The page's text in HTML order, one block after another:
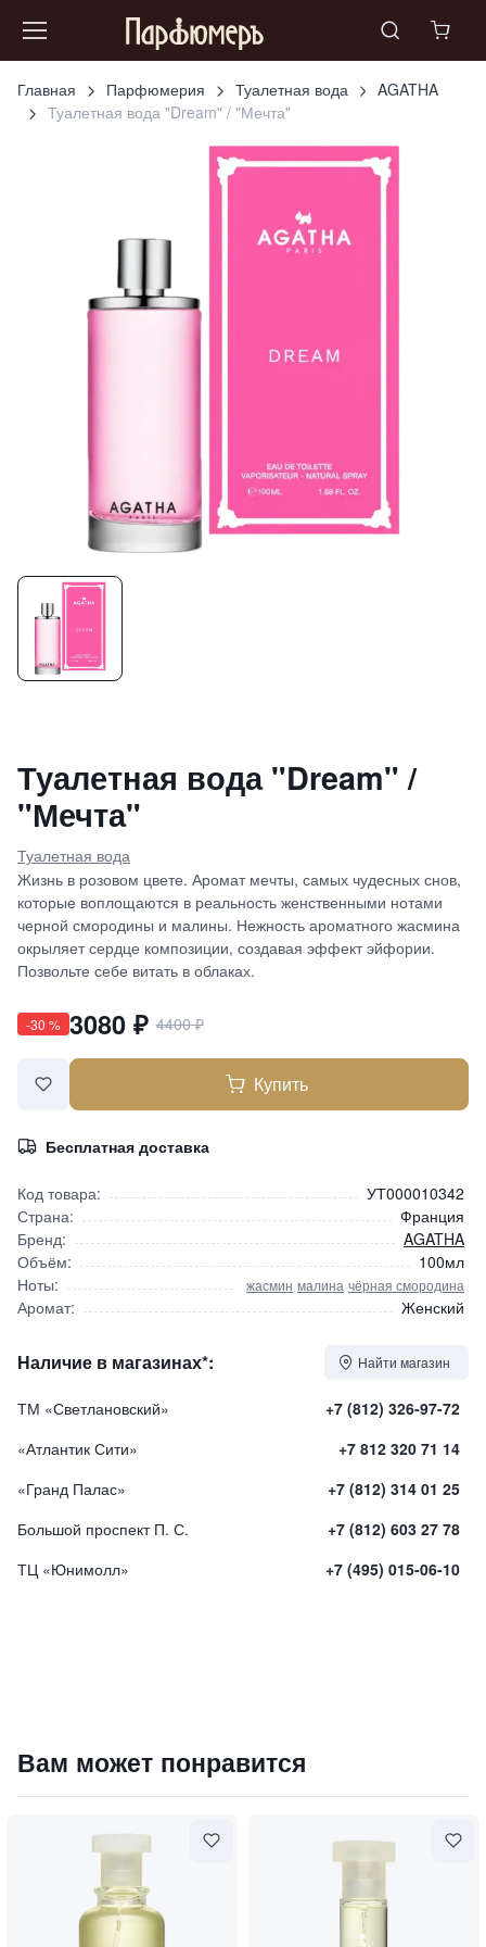
Главная Парфюмерия Туалетная вода
AGATHA
Туалетная вода "Dream" / "Мечта"
Туалетная вода "Dream" /
"Мечта"
Туалетная вода
Жизнь в розовом цвете. Аромат мечты, самых чудесных снов,
которые воплощаются в реальность женственными нотами
черной смородины и малины. Нежность ароматного жасмина
окрыляет сердце композиции, создавая эффект эйфории.
Позвольте себе витать в облаках.
-30 % 3080₽4400₽
Купить
Бесплатная доставка
Код товара:
УТ000010342
Страна:
Франция
Бренд:
AGATHA
Объём:
100мл
Ноты:
жасмин малина чёрная смородина
Аромат: Женский
Наличие в магазинах*: Найти магазин
ТМ «Светлановский»
+7 (812) 326-97-72
«Атлантик Сити»
+7 812 320 71 14
«Гранд Палас»
+7 (812) 314 01 25
Большой проспект П. С.
+7 (812) 603 27 78
ТЦ «Юнимолл»
+7 (495) 015-06-10
4400₽9 840 ₽
Вам может понравится